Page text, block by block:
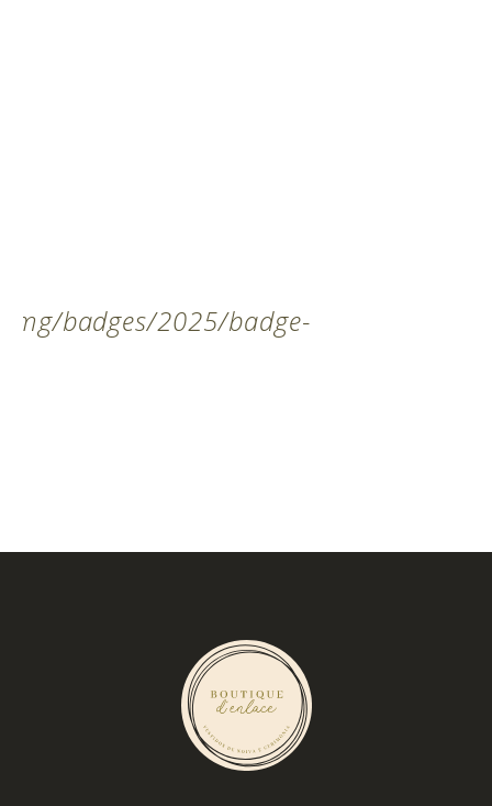
badges/2025/badge-